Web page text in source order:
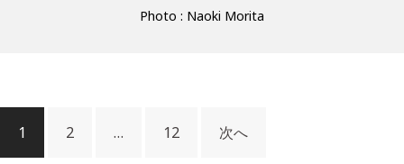
Photo : Naoki Morita
1 2 … 12 次へ